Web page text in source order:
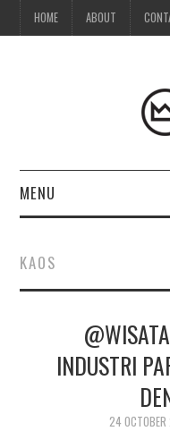
HOME ABOUT
MENU
ABOUT
CONTACT
MEDIA KIT
KAOS
INDUSTRI
24